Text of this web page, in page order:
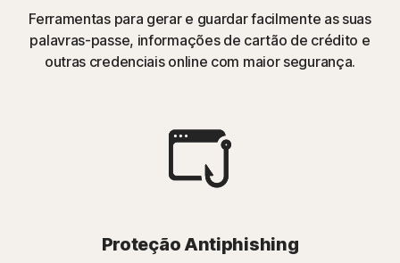
Ferramentas para gerar e guardar facilmente as suas
palavras-passe, informações de cartão de crédito e
outras credenciais online com maior segurança.
Proteção Antiphishing